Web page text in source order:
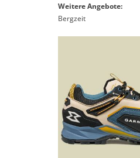
Weitere Angebote:
Bergzeit